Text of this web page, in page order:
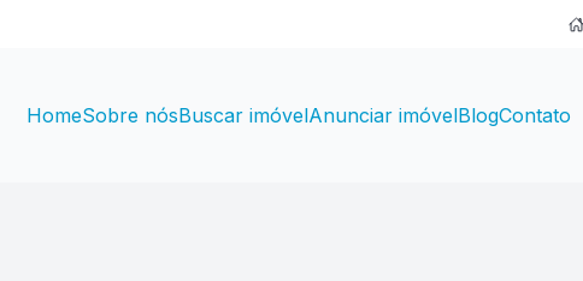
HomeSobre nósBuscar imóvelAnunciar imóvelBlogContato